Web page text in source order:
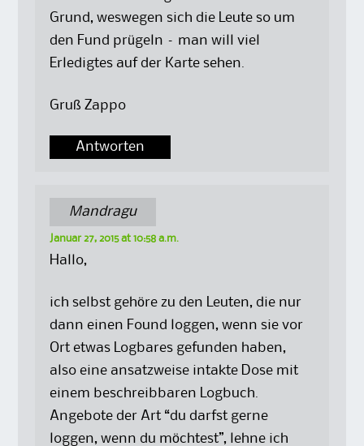
Grund, weswegen sich die Leute so um
den Fund prügeln – man will viel
Erledigtes auf der Karte sehen.
Gruß Zappo
Antworten
Mandragu
Januar 27, 2015 at 10:58 a.m.
Hallo,
ich selbst gehöre zu den Leuten, die nur
dann einen Found loggen, wenn sie vor
Ort etwas Logbares gefunden haben,
also eine ansatzweise intakte Dose mit
einem beschreibbaren Logbuch.
Angebote der Art “du darfst gerne
loggen, wenn du möchtest”, lehne ich